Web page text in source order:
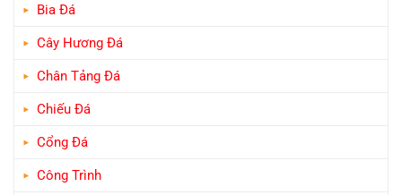
Bia Đá
Cây Hương Đá
Chân Tảng Đá
Chiếu Đá
Cổng Đá
Công Trình